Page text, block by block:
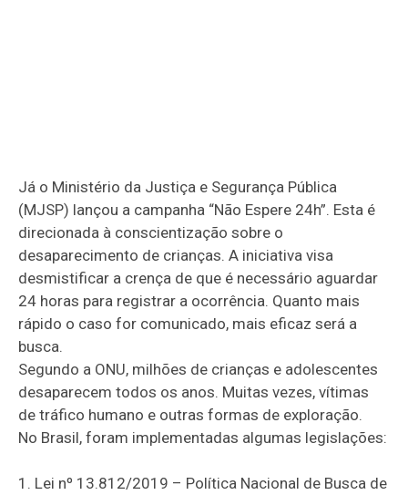
Já o Ministério da Justiça e Segurança Pública
(MJSP) lançou a campanha “Não Espere 24h”. Esta é
direcionada à conscientização sobre o
desaparecimento de crianças. A iniciativa visa
desmistificar a crença de que é necessário aguardar
24 horas para registrar a ocorrência. Quanto mais
rápido o caso for comunicado, mais eficaz será a
busca.
Segundo a ONU, milhões de crianças e adolescentes
desaparecem todos os anos. Muitas vezes, vítimas
de tráfico humano e outras formas de exploração.
No Brasil, foram implementadas algumas legislações:
1. Lei nº 13.812/2019 – Política Nacional de Busca de